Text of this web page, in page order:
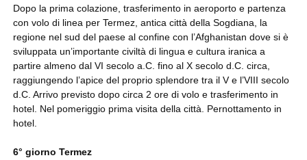
Dopo la prima colazione, trasferimento in aeroporto e partenza
con volo di linea per Termez, antica città della Sogdiana, la
regione nel sud del paese al confine con l’Afghanistan dove si è
sviluppata un’importante civiltà di lingua e cultura iranica a
partire almeno dal VI secolo a.C. fino al X secolo d.C. circa,
raggiungendo l’apice del proprio splendore tra il V e l’VIII secolo
d.C. Arrivo previsto dopo circa 2 ore di volo e trasferimento in
hotel. Nel pomeriggio prima visita della città. Pernottamento in
hotel.
6° giorno Termez